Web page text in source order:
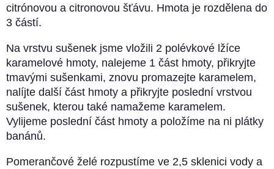
citrónovou a citronovou šťávu. Hmota je rozdělena do
3 částí.
Na vrstvu sušenek jsme vložili 2 polévkové lžíce
karamelové hmoty, nalejeme 1 část hmoty, přikryjte
tmavými sušenkami, znovu promazejte karamelem,
nalíjte další část hmoty a přikryjte poslední vrstvou
sušenek, kterou také namažeme karamelem.
Vylijeme poslední část hmoty a položíme na ni plátky
banánů.
Pomerančové želé rozpustíme ve 2,5 sklenici vody a